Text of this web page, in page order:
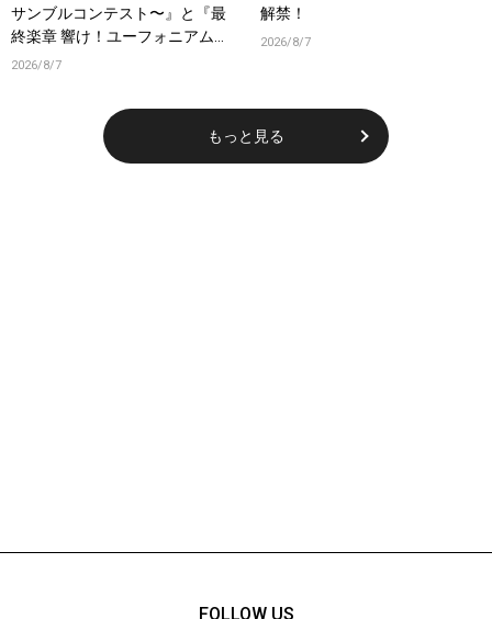
サンブルコンテスト〜』と『最
終楽章 響け！ユーフォニアム』
前編の一挙上映が決定！
2026/8/7
解禁！
2026/8/7
もっと見る
FOLLOW US